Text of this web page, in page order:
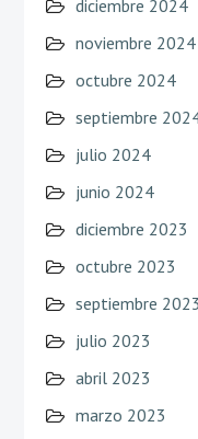
diciembre 2024
noviembre 2024
octubre 2024
septiembre
julio 2024
junio 2024
diciembre 2023
octubre 2023
septiembre 2023
julio 2023
abril 2023
marzo 2023